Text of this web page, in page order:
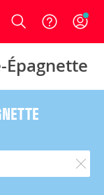
Login
Épagnette